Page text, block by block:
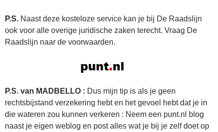
P.S. Naast deze kosteloze service kan je bij De Raadslijn
ook voor alle overige juridische zaken terecht. Vraag De
Raadslijn naar de voorwaarden.
P.S. van MADBELLO : Dus mijn tip is als je geen
rechtsbijstand verzekering hebt en het gevoel hebt dat je in
die wateren zou kunnen verkeren : Neem een punt.nl blog
naast je eigen weblog en post alles wat je bij je zelf doet op